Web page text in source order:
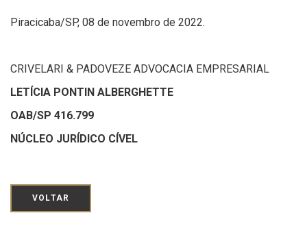
Piracicaba/SP, 08 de novembro de 2022.
CRIVELARI & PADOVEZE ADVOCACIA EMPRESARIAL
LETÍCIA PONTIN ALBERGHETTE
OAB/SP 416.799
NÚCLEO JURÍDICO CÍVEL
VOLTAR